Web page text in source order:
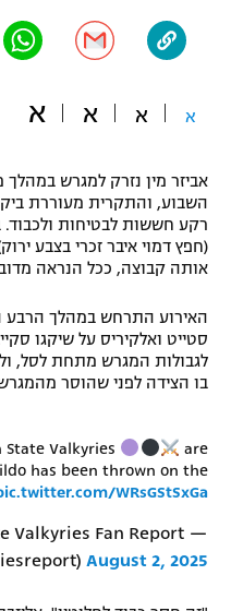
"מחצית בשכונה" –
משתתפים וזוכים בפרסים
תקנון עבור פעילות
תקנון עבור פעילות ספורט 1 –
טניס
גיימינג E-Sports
תנאי שימוש
תקנון פעילות ספורט 1
הצטרפות לחבילת הערוצים
אופניים
פוטבול אמריקאי NFL
בייסבול MLB
ספורט אתגרי ואקסטרים
אומנויות לחימה
א א א א
השבוע, והתקרית מעוררת
רקע חששות לבטיחות
(חפץ דמוי איבר זכרי בצבע
אותה קבוצה, ככל הנראה
סטייט ואלקיריס על שיקגו
לגבולות המגרש מתחת לסל,
בו הצידה לפני שהוסר
State Valkyries
are
has been thrown on the
WRsGStSxGa
Valkyries Fan Report
August 2, 2025